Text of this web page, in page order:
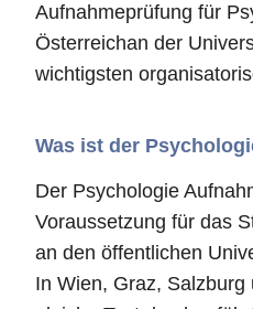
Aufnahmeprüfung für
Österreichan der
wichtigsten
Was ist der
Der Psychologie
Voraussetzung für das
an den öffentlichen
In Wien, Graz,